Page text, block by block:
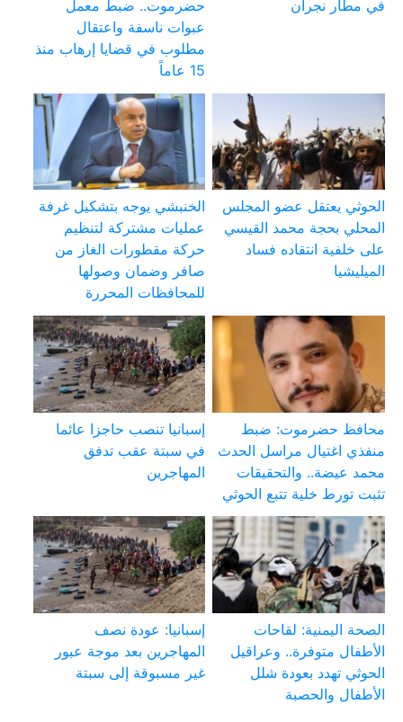
في مطار نجران
حضرموت.. ضبط معمل
عبوات ناسفة واعتقال
مطلوب في قضايا إرهاب منذ
15 عاماً
الحوثي يعتقل عضو المجلس
المحلي بحجة محمد القيسي
على خلفية انتقاده فساد
الميليشيا
الخنبشي يوجه بتشكيل غرفة
عمليات مشتركة لتنظيم
حركة مقطورات الغاز من
صافر وضمان وصولها
للمحافظات المحررة
محافظ حضرموت: ضبط
منفذي اغتيال مراسل الحدث
محمد عيضة.. والتحقيقات
تثبت تورط خلية تتبع الحوثي
إسبانيا تنصب حاجزا عائما
في سبتة عقب تدفق
المهاجرين
الصحة اليمنية: لقاحات
الأطفال متوفرة.. وعراقيل
الحوثي تهدد بعودة شلل
الأطفال والحصبة
إسبانيا: عودة نصف
المهاجرين بعد موجة عبور
غير مسبوقة إلى سبتة